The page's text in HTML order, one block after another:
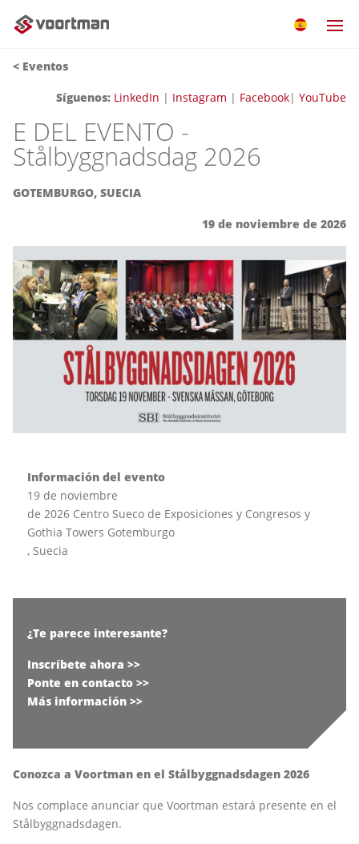
< Eventos
Síguenos: LinkedIn | Instagram | Facebook| YouTube
E DEL EVENTO -
Stålbyggnadsdag 2026
GOTEMBURGO, SUECIA
19 de noviembre de 2026
Información del evento
19 de noviembre
de 2026 Centro Sueco de Exposiciones y Congresos y
Gothia Towers Gotemburgo
, Suecia
¿Te parece interesante?
Inscríbete ahora >>
Ponte en contacto >>
Más información >>
Conozca a Voortman en el Stålbyggnadsdagen 2026
Nos complace anunciar que Voortman estará presente en el
Stålbyggnadsdagen.